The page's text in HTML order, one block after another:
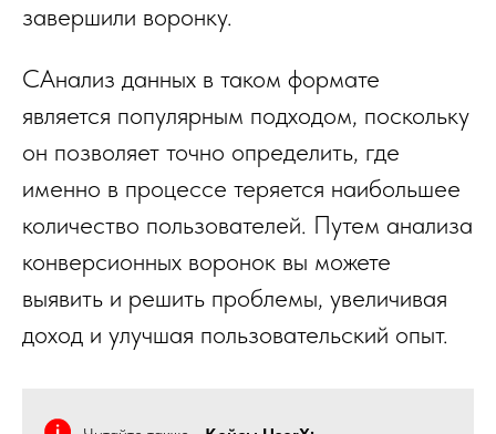
завершили воронку.
САнализ данных в таком формате
является популярным подходом, поскольку
он позволяет точно определить, где
именно в процессе теряется наибольшее
количество пользователей. Путем анализа
конверсионных воронок вы можете
выявить и решить проблемы, увеличивая
доход и улучшая пользовательский опыт.